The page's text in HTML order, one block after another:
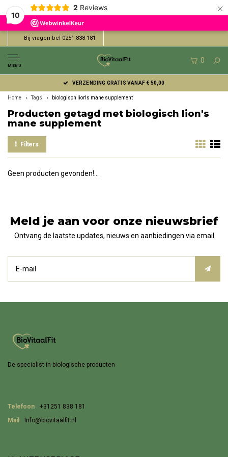
10
2 Reviews ×
Bij vragen bel 0251 838 181
MENU
0
VERZENDING GRATIS VANAF € 50,00
Home Tags biologisch lion's mane supplement
Producten getagd met biologisch lion's
mane supplement
Filters
Geen producten gevonden!...
Meld je aan voor onze nieuwsbrief
Ontvang de laatste updates, nieuws en aanbiedingen via email
De specialist in biologische producten
Telefoon
+31251 838 181
Mail
Info@biovitaalfit.nl